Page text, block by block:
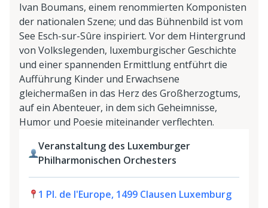
Ivan Boumans, einem renommierten Komponisten
der nationalen Szene; und das Bühnenbild ist vom
See Esch-sur-Sûre inspiriert. Vor dem Hintergrund
von Volkslegenden, luxemburgischer Geschichte
und einer spannenden Ermittlung entführt die
Aufführung Kinder und Erwachsene
gleichermaßen in das Herz des Großherzogtums,
auf ein Abenteuer, in dem sich Geheimnisse,
Humor und Poesie miteinander verflechten.
Veranstaltung des Luxemburger
Philharmonischen Orchesters
1 Pl. de l'Europe, 1499 Clausen Luxemburg